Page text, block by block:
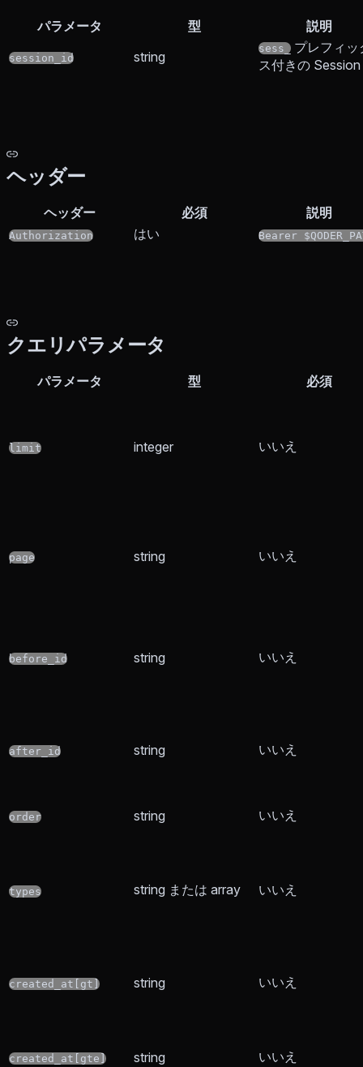
パラメータ 型 説明
session_id string
sess_ プレフィッ
ス付きの
ヘッダー
ヘッダー 必須 説明
Authorization はい Bearer
クエリパラメータ
パラメータ 型 必須
limit integer いいえ
page string いいえ
before_id string いいえ
after_id string いいえ
order string いいえ
types string または array いいえ
created_at[gt] string いいえ
created_at[gte] string いいえ